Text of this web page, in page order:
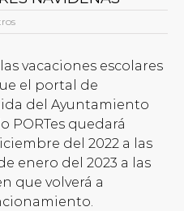
vacaciones escolares
el portal de
del Ayuntamiento
PORTes quedará
del 2022 a las
enero del 2023 a las
que volverá a